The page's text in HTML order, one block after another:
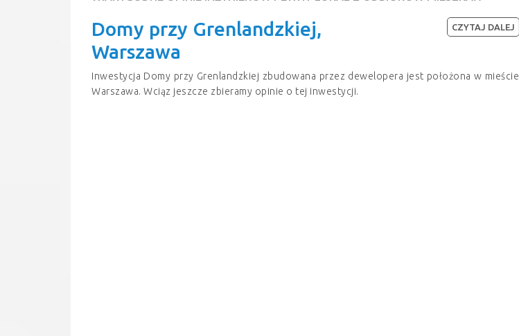
Domy przy Grenlandzkiej,
Warszawa
Inwestycja Domy przy Grenlandzkiej zbudowana przez dewelopera jest położona w mieście
Warszawa. Wciąz jeszcze zbieramy opinie o tej inwestycji.
CZYTAJ DALEJ